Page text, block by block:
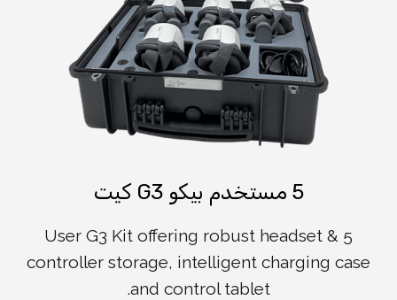
5 مستخدم بيكو G3 كيت
5 User G3 Kit offering robust headset &
controller storage, intelligent charging case
and control tablet.